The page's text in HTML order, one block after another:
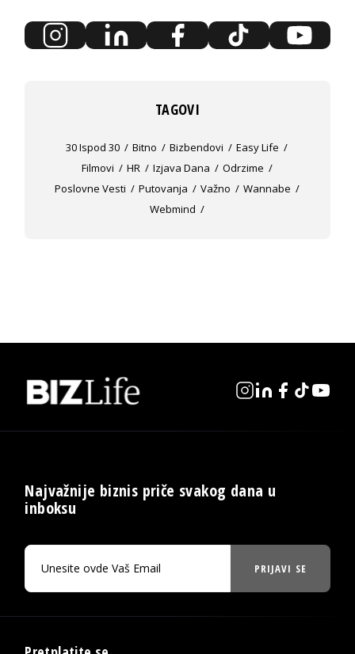
TAGOVI
30 Ispod 30 Bitno Bizbendovi
Easy Life
Filmovi
HR Izjava Dana
Odrzime
Poslovne Vesti
Putovanja Važno
Wannabe
Webmind
Najvažnije biznis priče svakog dana u
inboksu
PRIJAVI SE